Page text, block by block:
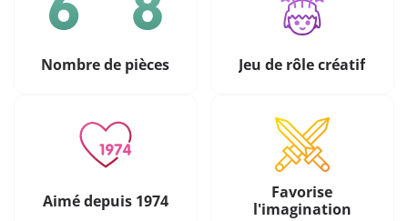
Nombre de pièces Jeu de rôle créatif
Aimé depuis 1974
Favorise
l'imagination